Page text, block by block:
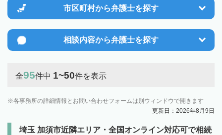
市区町村から弁護士を探す
相談内容から弁護士を探す
全95件中 1~50件を表示
各事務所の詳細情報とお問い合わせフォームは別ウィンドウで開きます
更新日：2026年8月9日
埼玉 加須市近隣エリア・全国オンライン対応可で相続